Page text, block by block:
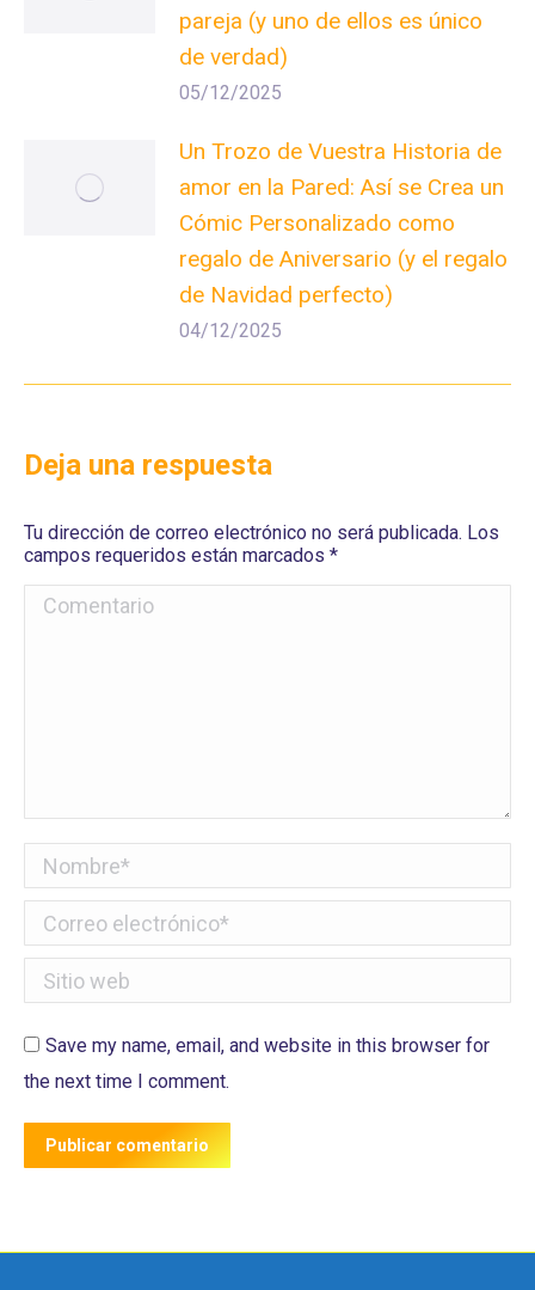
pareja (y uno de ellos es único
de verdad)
05/12/2025
Un Trozo de Vuestra Historia de
amor en la Pared: Así se Crea un
Cómic Personalizado como
regalo de Aniversario (y el regalo
de Navidad perfecto)
04/12/2025
Deja una respuesta
Tu dirección de correo electrónico no será publicada. Los
campos requeridos están marcados *
Comentario
Nombre *
Correo electrónico *
Sitio web
Save my name, email, and website in this browser for
the next time I comment.
Publicar comentario